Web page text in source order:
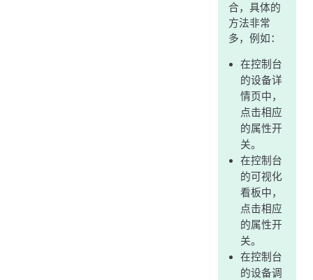
合，具体的
方法非常
多，例如：
在控制台
的设备详
情页中，
点击相应
的属性开
关。
在控制台
的可视化
看板中，
点击相应
的属性开
关。
在控制台
的设备调